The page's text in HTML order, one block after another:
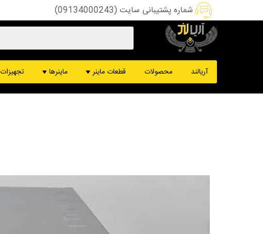
شماره پشتیبانی سایت (09134000243)
آریالند محصولات قطعات ماینر
پاور ماینر
ماینرهاماینر بیت کوین